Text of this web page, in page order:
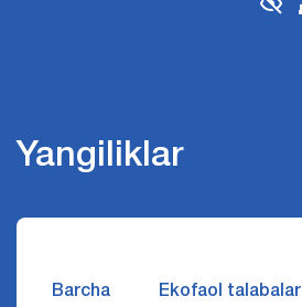
Yangiliklar
Barcha Ekofaol talabalar